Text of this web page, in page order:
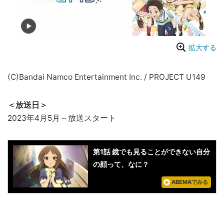
拡大する
(C)Bandai Namco Entertainment Inc. / PROJECT U149
＜放送日＞
2023年4月5月～放送スタート
第1話 鏡でも見ることができない自分
の顔って、なに？
ABEMAでみる